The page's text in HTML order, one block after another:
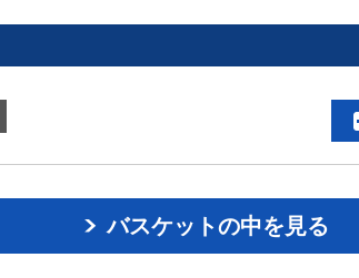
バスケットの中を見る